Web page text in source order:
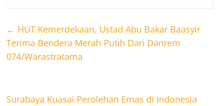
← HUT Kemerdekaan, Ustad Abu Bakar Baasyir
Terima Bendera Merah Putih Dari Danrem
074/Warastratama
Surabaya Kuasai Perolehan Emas di Indonesia